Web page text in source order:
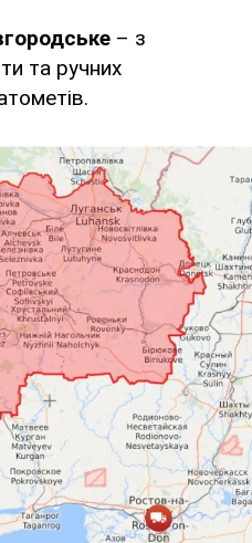
– з
та ручних